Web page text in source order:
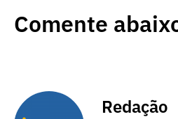
Comente
Redação